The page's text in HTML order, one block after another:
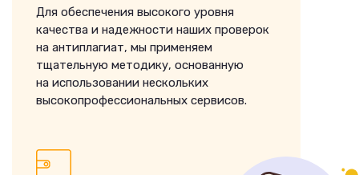
Для обеспечения высокого уровня
качества и надежности наших проверок
на антиплагиат, мы применяем
тщательную методику, основанную
на использовании нескольких
высокопрофессиональных сервисов.